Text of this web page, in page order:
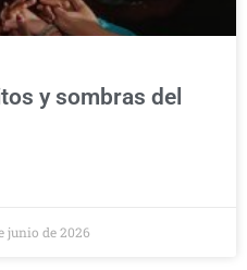
y sombras del
junio de 2026